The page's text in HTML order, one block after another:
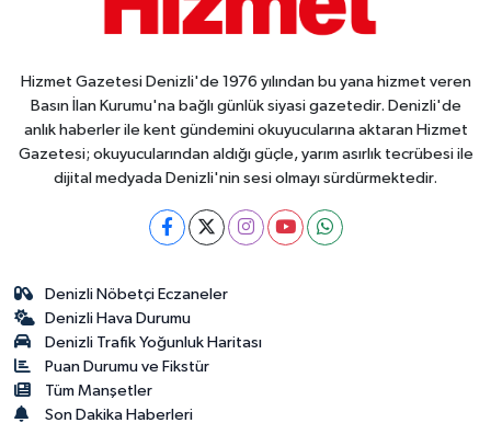
Hizmet Gazetesi Denizli'de 1976 yılından bu yana hizmet veren
Basın İlan Kurumu'na bağlı günlük siyasi gazetedir. Denizli'de
anlık haberler ile kent gündemini okuyucularına aktaran Hizmet
Gazetesi; okuyucularından aldığı güçle, yarım asırlık tecrübesi ile
dijital medyada Denizli'nin sesi olmayı sürdürmektedir.
Denizli Nöbetçi Eczaneler
Denizli Hava Durumu
Denizli Trafik Yoğunluk Haritası
Puan Durumu ve Fikstür
Tüm Manşetler
Son Dakika Haberleri